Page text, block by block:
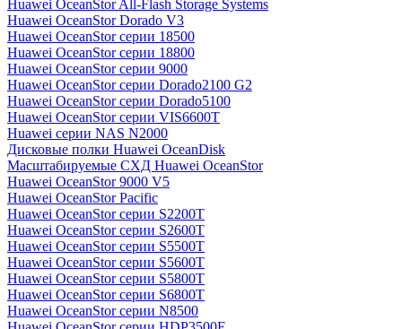
Huawei OceanStor All-Flash Storage Systems
Huawei OceanStor Dorado V3
Huawei OceanStor серии 18500
Huawei OceanStor серии 18800
Huawei OceanStor серии 9000
Huawei OceanStor серии Dorado2100 G2
Huawei OceanStor серии Dorado5100
Huawei OceanStor серии VIS6600T
Huawei серии NAS N2000
Дисковые полки Huawei OceanDisk
Масштабируемые СХД Huawei OceanStor
Huawei OceanStor 9000 V5
Huawei OceanStor Pacific
Huawei OceanStor серии S2200T
Huawei OceanStor серии S2600T
Huawei OceanStor серии S5500T
Huawei OceanStor серии S5600T
Huawei OceanStor серии S5800T
Huawei OceanStor серии S6800T
Huawei OceanStor серии N8500